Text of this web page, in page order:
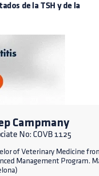
de la TSH y de la
Campmany
No: COVB 1125
of Veterinary Medicine
Management Program.